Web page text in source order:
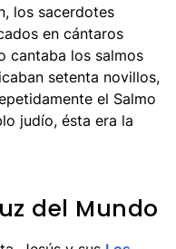
los sacerdotes
en cántaros
cantaba los salmos
setenta novillos,
el Salmo
judío, ésta era la
del Mundo